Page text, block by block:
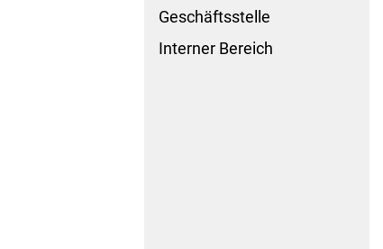
Geschäftsstelle
Interner Bereich